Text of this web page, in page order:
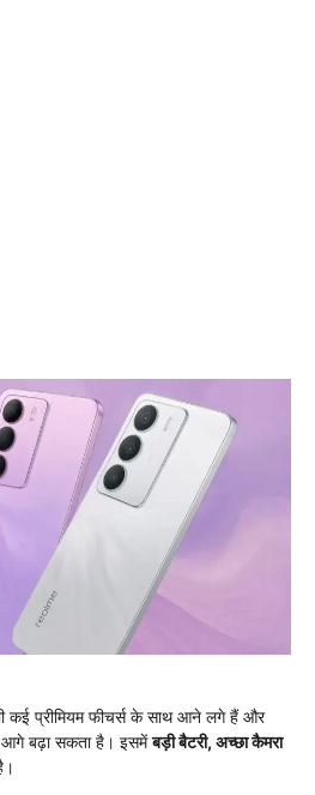
कई प्रीमियम फीचर्स के साथ आने लगे हैं और
आगे बढ़ा सकता है। इसमेंबड़ी बैटरी, अच्छा कैमरा